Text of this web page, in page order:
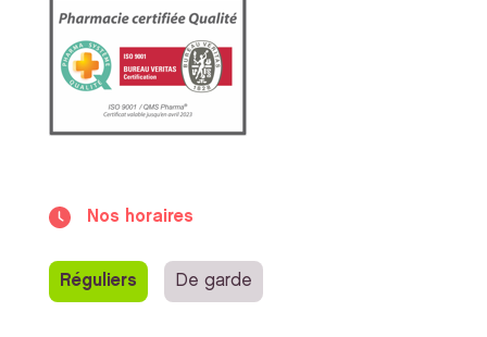
Nos horaires
Réguliers De garde